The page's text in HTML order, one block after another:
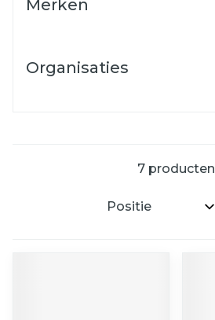
Merken
Organisaties
7producten
Sorteer op: